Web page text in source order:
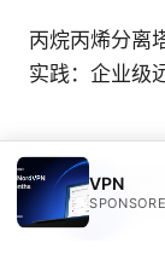
丙烷丙烯分离
实践：企业级
VPN